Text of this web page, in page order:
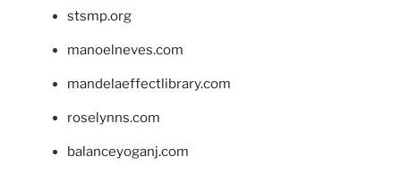
stsmp.org
manoelneves.com
mandelaeffectlibrary.com
roselynns.com
balanceyoganj.com